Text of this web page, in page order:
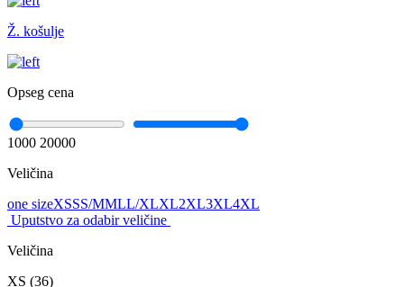
Ž. košulje
Opseg cena
1000 20000
Veličina
one sizeXSSS/MMLL/XLXL2XL3XL4XL
Uputstvo za odabir veličine
Veličina
XS (36)